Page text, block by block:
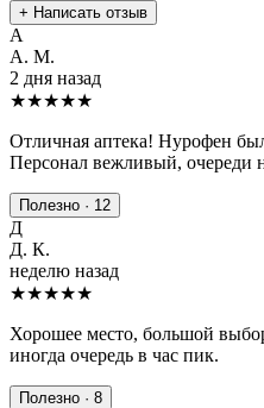
+ Написать отзыв
А
А. М.
2 дня назад
★★★★★
Отличная аптека! Нурофен
Персонал вежливый, очереди
Полезно · 12
Д
Д. К.
неделю назад
★★★★★
Хорошее место, большой
иногда очередь в час пик.
Полезно · 8